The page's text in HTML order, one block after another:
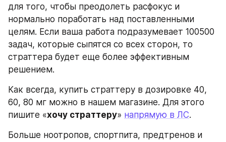
для того, чтобы преодолеть расфокус и
нормально поработать над поставленными
целям. Если ваша работа подразумевает 100500
задач, которые сыпятся со всех сторон, то
страттера будет еще более эффективным
решением.
Как всегда, купить страттеру в дозировке 40,
60, 80 мг можно в нашем магазине. Для этого
пишите «хочу страттеру» напрямую в ЛС.
Больше ноотропов, спортпита, предтренов и